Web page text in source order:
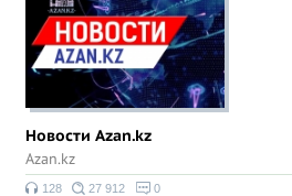
Новости Azan.kz
Azan.kz
128 27 912 0